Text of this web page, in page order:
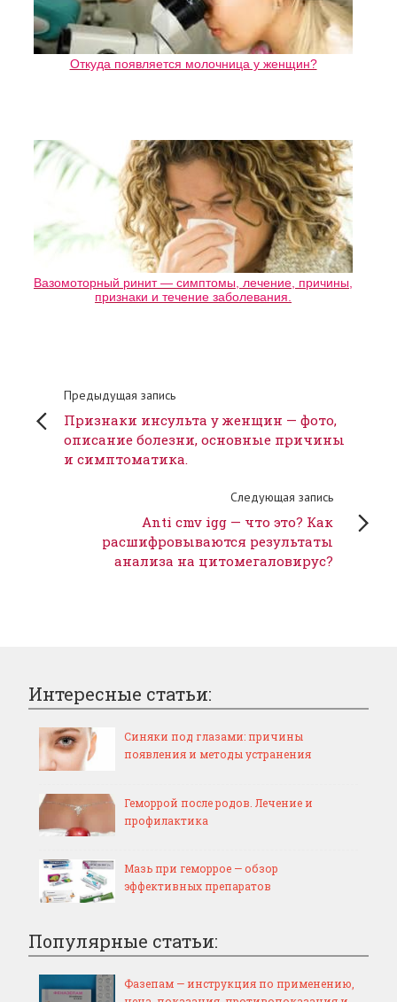
Откуда появляется молочница у женщин?
Вазомоторный ринит — симптомы, лечение, причины,
признаки и течение заболевания.
Предыдущая запись
Признаки инсульта у женщин — фото,
описание болезни, основные причины
и симптоматика.
Следующая запись
Anti cmv igg — что это? Как
расшифровываются результаты
анализа на цитомегаловирус?
Интересные статьи:
Синяки под глазами: причины
появления и методы устранения
Геморрой после родов. Лечение и
профилактика
Мазь при геморрое — обзор
эффективных препаратов
Популярные статьи:
Фазепам — инструкция по применению,